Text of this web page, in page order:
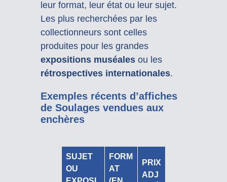
leur format, leur état ou leur sujet.
Les plus recherchées par les
collectionneurs sont celles
produites pour les grandes
expositions muséalesou les
rétrospectives internationales.
Exemples récents d’affiches
de Soulages vendues aux
enchères
SUJET
OU
FORM
AT
PRIX
ADJ